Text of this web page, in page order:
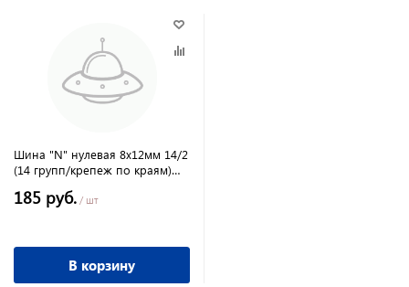
Шина "N" нулевая 8x12мм 14/2
(14 групп/крепеж по краям)
185 руб. / шт
В корзину